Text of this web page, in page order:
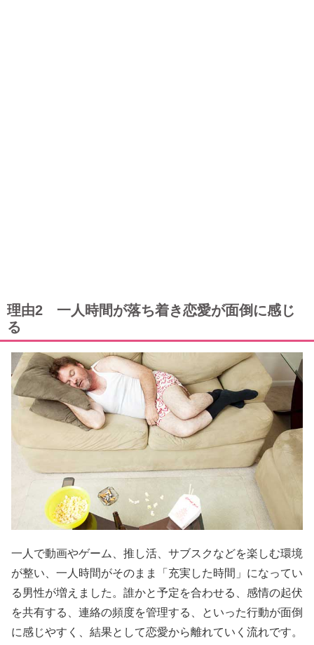
理由2 一人時間が落ち着き恋愛が面倒に感じ
る
一人で動画やゲーム、推し活、サブスクなどを楽しむ環境
が整い、一人時間がそのまま「充実した時間」になってい
る男性が増えました。誰かと予定を合わせる、感情の起伏
を共有する、連絡の頻度を管理する、といった行動が面倒
に感じやすく、結果として恋愛から離れていく流れです。